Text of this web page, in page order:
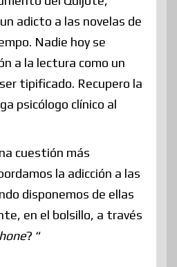
adicto a las novelas de
Nadie hoy se
a la lectura como un
tipificado. Recupero la
psicólogo clínico al
cuestión más
la adicción a las
disponemos de ellas
en el bolsillo, a través
? “